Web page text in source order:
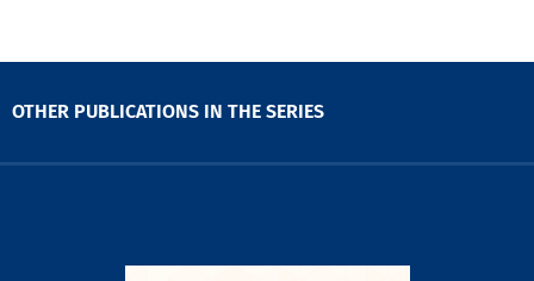
OTHER PUBLICATIONS IN THE SERIES